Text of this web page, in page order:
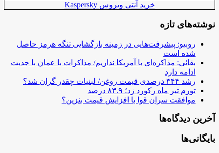
خرید آنتی ویروس Kaspersky
نوشته‌های تازه
روبیو: پیشرفت‌هایی در زمینه بازگشایی تنگه هرمز حاصل
شده است
بقائی: مذاکره‌ای با آمریکا نداریم/ مذاکرات با عمان با جدیت
ادامه دارد
رشد ۳۴۴ درصدی قیمت روغن/ لبنیات چقدر گران شد؟
تورم تیر ماه رکورد زد؛ ۸۳.۹ درصد
موافقت سران قوا با افزایش قیمت بنزین؟
آخرین دیدگاه‌ها
بایگانی‌ها